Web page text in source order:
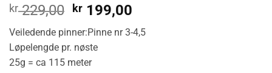
kr229,00 Opprinnelig
pris
var:
kr 229,00.
kr 199,00
pris
er:
Veiledende pinner:Pinne nr 3-4,5
Løpelengde pr. nøste
25g = ca 115 meter